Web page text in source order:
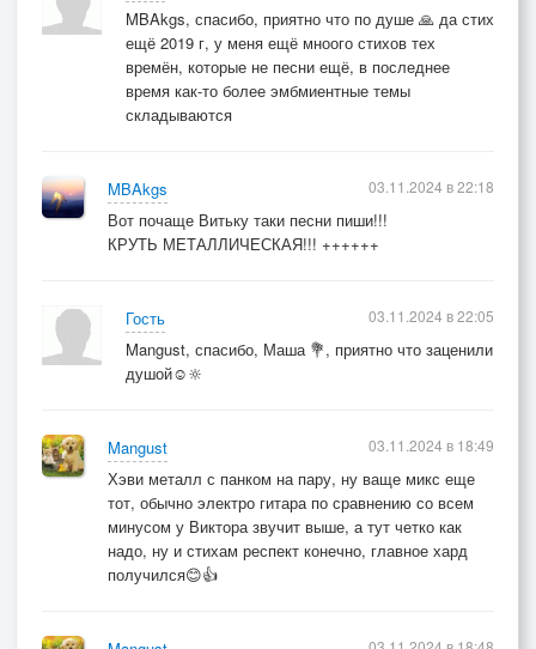
MBAkgs, спасибо, приятно что по душе 🙏 да стих
ещё 2019 г, у меня ещё мноого стихов тех
времён, которые не песни ещё, в последнее
время как-то более эмбмиентные темы
складываются
MBAkgs
Вот почаще Витьку таки песни пиши!!!
КРУТЬ МЕТАЛЛИЧЕСКАЯ!!! ++++++
03.11.2024 в 22:18
Гость
Mangust, спасибо, Маша 💐, приятно что заценили
душой☺️🔆
03.11.2024 в 22:05
Mangust
Хэви металл с панком на пару, ну ваще микс еще
тот, обычно электро гитара по сравнению со всем
минусом у Виктора звучит выше, а тут четко как
надо, ну и стихам респект конечно, главное хард
получился😊👍
03.11.2024 в 18:49